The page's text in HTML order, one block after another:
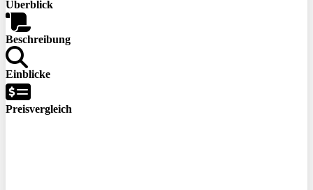
Überblick
Beschreibung
Einblicke
Preisvergleich